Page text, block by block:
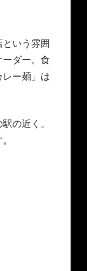
いう雰囲
ダー。食
ー麺」は
の近く。